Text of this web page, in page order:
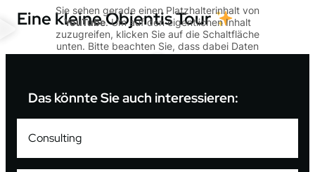
Eine kleine Objentis Tour
Sie sehen gerade einen Platzhalterinhalt von
YouTube. Um auf den eigentlichen Inhalt
zuzugreifen, klicken Sie auf die Schaltfläche
unten. Bitte beachten Sie, dass dabei Daten
an Drittanbieter weitergegeben werden.
Inhalt entsperren
Das könnte Sie auch interessieren:
Consulting